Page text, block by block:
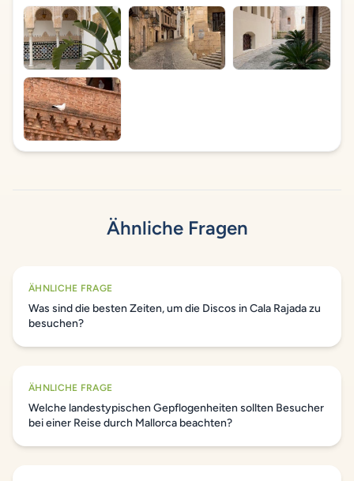
Ähnliche Fragen
ÄHNLICHE FRAGE
Was sind die besten Zeiten, um die Discos in Cala Rajada zu
besuchen?
ÄHNLICHE FRAGE
Welche landestypischen Gepflogenheiten sollten Besucher
bei einer Reise durch Mallorca beachten?